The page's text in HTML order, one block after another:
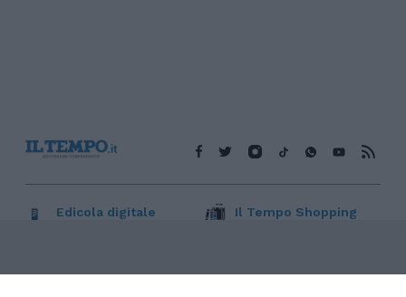
Cookie Policy Privacy Policy Condizioni Generali
Edicola digitale Il Tempo Shopping